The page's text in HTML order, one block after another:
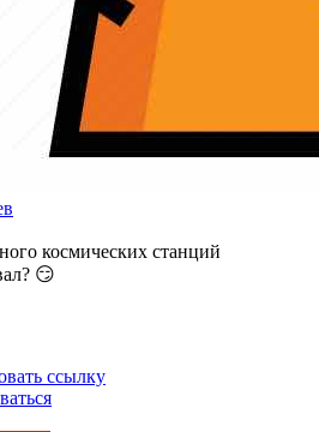
космических станций
😏
ссылку